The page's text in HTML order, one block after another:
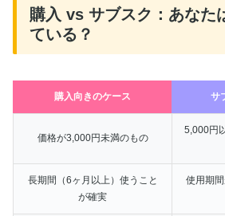
購入 vs サブスク：あなた
ている？
購入向きのケース サ
価格が3,000円未満のもの
5,000円
長期間（6ヶ月以上）使うこと
が確実
使用期